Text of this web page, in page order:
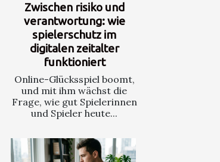
Zwischen risiko und
verantwortung: wie
spielerschutz im
digitalen zeitalter
funktioniert
Online-Glücksspiel boomt,
und mit ihm wächst die
Frage, wie gut Spielerinnen
und Spieler heute...